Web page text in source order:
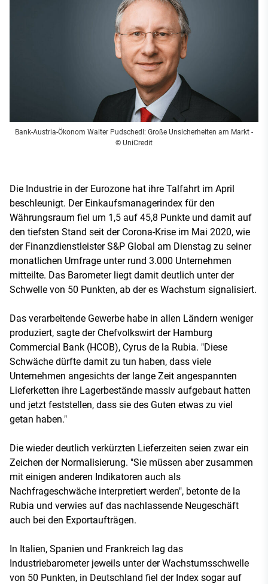
Bank-Austria-Ökonom Walter Pudschedl: Große Unsicherheiten am Markt -
© UniCredit
Die Industrie in der Eurozone hat ihre Talfahrt im April
beschleunigt. Der Einkaufsmanagerindex für den
Währungsraum fiel um 1,5 auf 45,8 Punkte und damit auf
den tiefsten Stand seit der Corona-Krise im Mai 2020, wie
der Finanzdienstleister S&P Global am Dienstag zu seiner
monatlichen Umfrage unter rund 3.000 Unternehmen
mitteilte. Das Barometer liegt damit deutlich unter der
Schwelle von 50 Punkten, ab der es Wachstum signalisiert.
Das verarbeitende Gewerbe habe in allen Ländern weniger
produziert, sagte der Chefvolkswirt der Hamburg
Commercial Bank (HCOB), Cyrus de la Rubia. "Diese
Schwäche dürfte damit zu tun haben, dass viele
Unternehmen angesichts der lange Zeit angespannten
Lieferketten ihre Lagerbestände massiv aufgebaut hatten
und jetzt feststellen, dass sie des Guten etwas zu viel
getan haben."
Die wieder deutlich verkürzten Lieferzeiten seien zwar ein
Zeichen der Normalisierung. "Sie müssen aber zusammen
mit einigen anderen Indikatoren auch als
Nachfrageschwäche interpretiert werden", betonte de la
Rubia und verwies auf das nachlassende Neugeschäft
auch bei den Exportaufträgen.
In Italien, Spanien und Frankreich lag das
Industriebarometer jeweils unter der Wachstumsschwelle
von 50 Punkten, in Deutschland fiel der Index sogar auf